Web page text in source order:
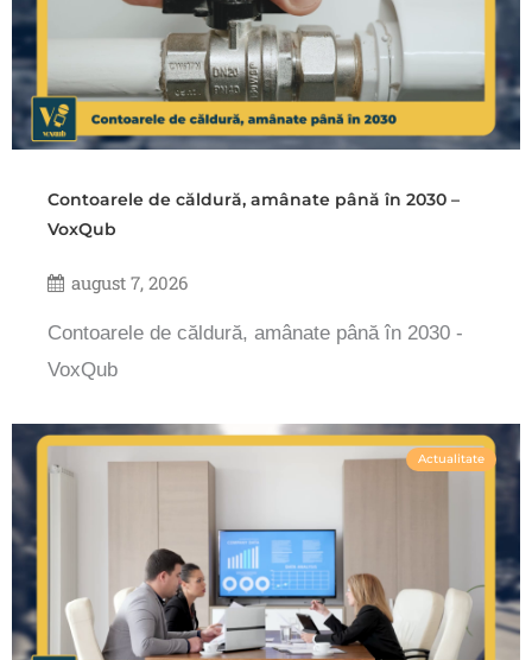
Contoarele de căldură, amânate până în 2030 –
VoxQub
august 7, 2026
Contoarele de căldură, amânate până în 2030 -
VoxQub
Actualitate